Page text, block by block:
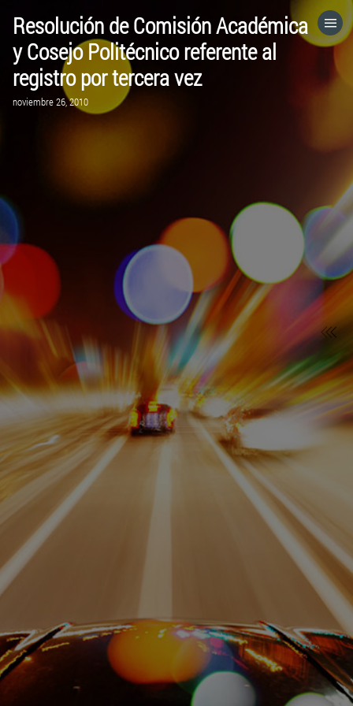
Resolución de Comisión Académica
y Cosejo Politécnico referente al
registro por tercera vez
noviembre 26, 2010
HOME
CATEGORÍAS